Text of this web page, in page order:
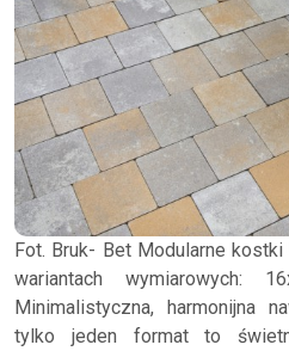
Fot. Bruk- Bet Modularne
wariantach
Minimalistyczna, harmonijna
tylko jeden format to